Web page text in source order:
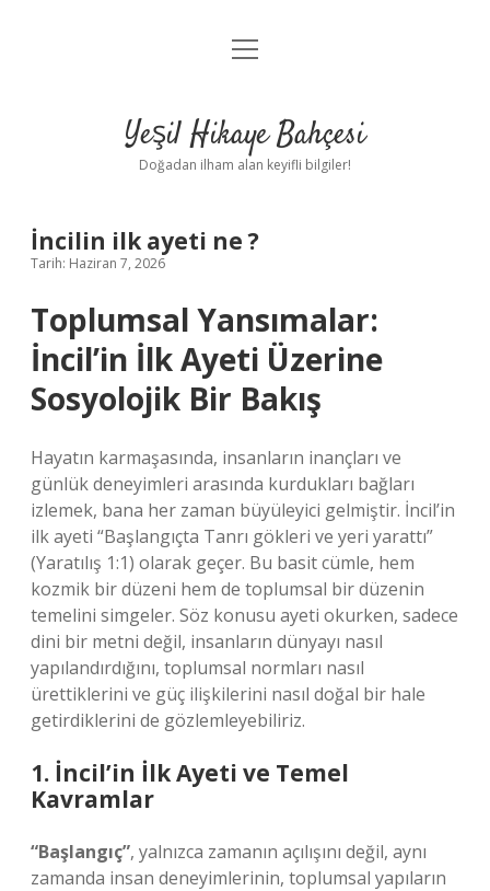
Anasayfa
Yasal Uyarı
menüyü
Yeşil Hikaye Bahçesi
Doğadan ilham alan keyifli bilgiler!
İncilin ilk ayeti ne ?
Tarih: Haziran 7, 2026
Toplumsal Yansımalar:
İncil’in İlk Ayeti Üzerine
Sosyolojik Bir Bakış
Hayatın karmaşasında, insanların inançları ve
günlük deneyimleri arasında kurdukları bağları
izlemek, bana her zaman büyüleyici gelmiştir. İncil’in
ilk ayeti “Başlangıçta Tanrı gökleri ve yeri yarattı”
(Yaratılış 1:1) olarak geçer. Bu basit cümle, hem
kozmik bir düzeni hem de toplumsal bir düzenin
temelini simgeler. Söz konusu ayeti okurken, sadece
dini bir metni değil, insanların dünyayı nasıl
yapılandırdığını, toplumsal normları nasıl
ürettiklerini ve güç ilişkilerini nasıl doğal bir hale
getirdiklerini de gözlemleyebiliriz.
1. İncil’in İlk Ayeti ve Temel
Kavramlar
“Başlangıç”, yalnızca zamanın açılışını değil, aynı
zamanda insan deneyimlerinin, toplumsal yapıların